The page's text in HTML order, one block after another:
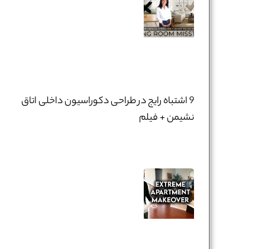
9 اشتباه رایج در طراحی دکوراسیون داخلی اتاق
نشیمن + فیلم